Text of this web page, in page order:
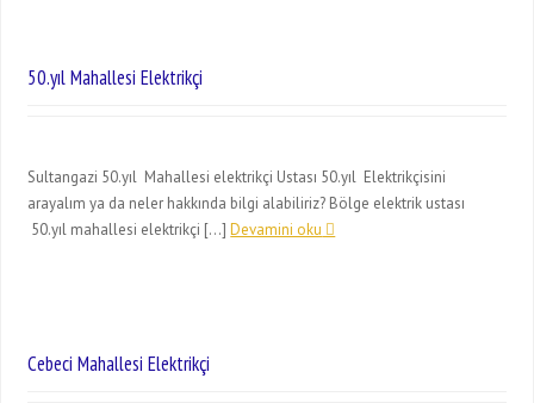
50.yıl Mahallesi Elektrikçi
Sultangazi 50.yıl Mahallesi elektrikçi Ustası 50.yıl Elektrikçisini
arayalım ya da neler hakkında bilgi alabiliriz? Bölge elektrik ustası
50.yıl mahallesi elektrikçi […]Devamini oku
Cebeci Mahallesi Elektrikçi